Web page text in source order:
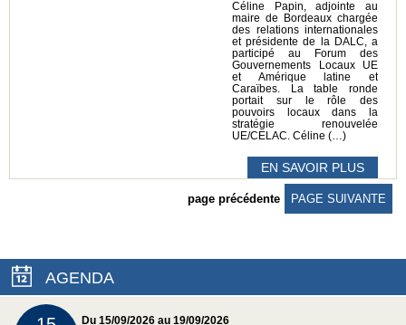
Céline Papin, adjointe au
maire de Bordeaux chargée
des relations internationales
et présidente de la DALC, a
participé au Forum des
Gouvernements Locaux UE
et Amérique latine et
Caraïbes. La table ronde
portait sur le rôle des
pouvoirs locaux dans la
stratégie renouvelée
UE/CELAC. Céline (…)
EN SAVOIR PLUS
page précédente PAGE SUIVANTE
AGENDA
Du 15/09/2026 au 19/09/2026